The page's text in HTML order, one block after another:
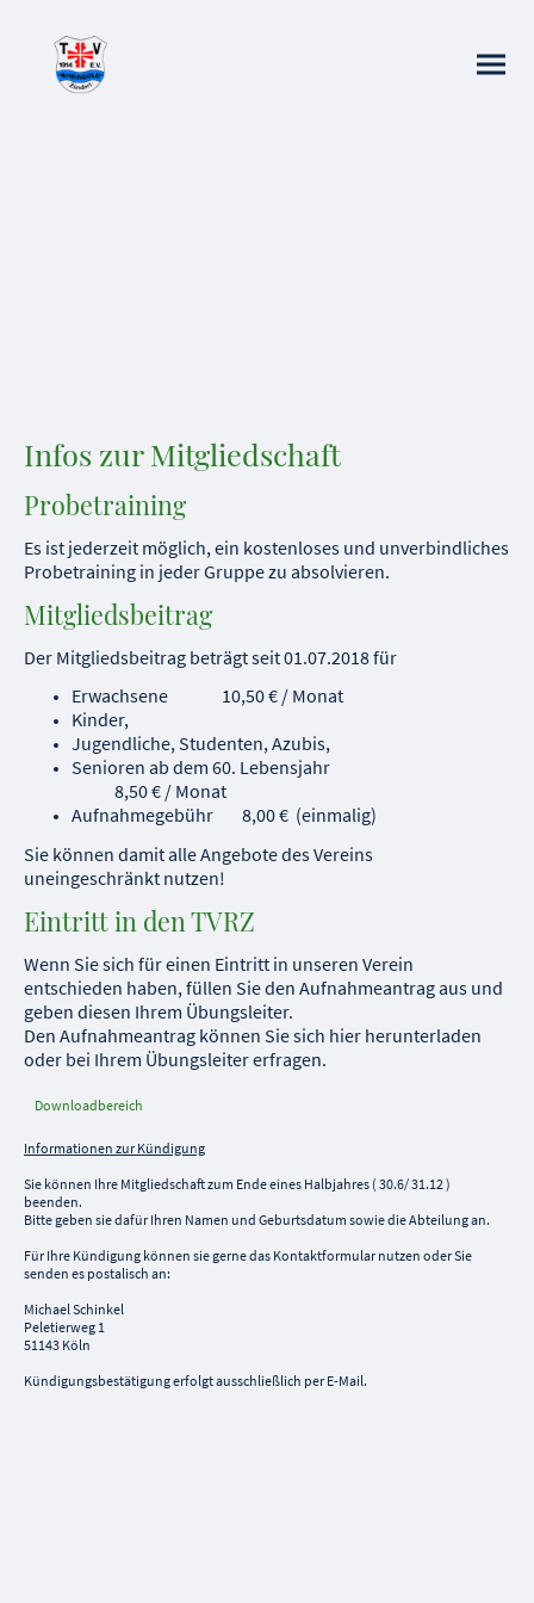
Infos zur Mitgliedschaft
Probetraining
Es ist jederzeit möglich, ein kostenloses und unverbindliches
Probetraining in jeder Gruppe zu absolvieren.
Mitgliedsbeitrag
Der Mitgliedsbeitrag beträgt seit 01.07.2018 für
Erwachsene 10,50 € / Monat
Kinder,
Jugendliche, Studenten, Azubis,
Senioren ab dem 60. Lebensjahr
8,50 € / Monat
Aufnahmegebühr 8,00 € (einmalig)
Sie können damit alle Angebote des Vereins
uneingeschränkt nutzen!
Eintritt in den TVRZ
Wenn Sie sich für einen Eintritt in unseren Verein
entschieden haben, füllen Sie den Aufnahmeantrag aus und
geben diesen Ihrem Übungsleiter.
Den Aufnahmeantrag können Sie sich hier herunterladen
oder bei Ihrem Übungsleiter erfragen.
Downloadbereich
Informationen zur Kündigung
Sie können Ihre Mitgliedschaft zum Ende eines Halbjahres ( 30.6/ 31.12 )
beenden.
Bitte geben sie dafür Ihren Namen und Geburtsdatum sowie die Abteilung an.
Für Ihre Kündigung können sie gerne das Kontaktformular nutzen oder Sie
senden es postalisch an:
Michael Schinkel
Peletierweg 1
51143 Köln
Kündigungsbestätigung erfolgt ausschließlich per E-Mail.